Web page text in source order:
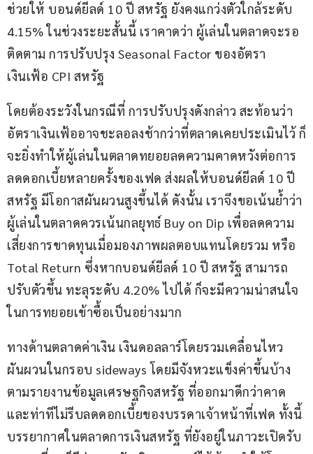
ช่วยให้ บอนด์ยีลด์ 10 ปี สหรัฐ ยังคงแกว่งตัวใกล้ระดับ
4.15% ในช่วงระยะสั้นนี้ เราคาดว่า ผู้เล่นในตลาดจะรอ
ติดตาม การปรับปรุง Seasonal Factor ของอัตรา
เงินเฟ้อ CPI สหรัฐ
โดยต้องระวังในกรณีที่ การปรับปรุงดังกล่าว สะท้อนว่า
อัตราเงินเฟ้ออาจชะลอลงช้ากว่าที่ตลาดเคยประเมินไว้ ก็
จะยิ่งทำให้ผู้เล่นในตลาดทยอยลดความคาดหวังต่อการ
ลดดอกเบี้ยหลายครั้งของเฟด ส่งผลให้บอนด์ยีลด์ 10 ปี
สหรัฐ มีโอกาสผันผวนสูงขึ้นได้ ดังนั้น เราจึงขอเน้นย้ำว่า
ผู้เล่นในตลาดควรเน้นกลยุทธ์ Buy on Dip เพื่อลดความ
เสี่ยงการขาดทุนเมื่อมองภาพผลตอบแทนโดยรวม หรือ
Total Return ซึ่งหากบอนด์ยีลด์ 10 ปี สหรัฐ สามารถ
ปรับตัวขึ้น ทะลุระดับ 4.20% ไปได้ ก็จะมีความน่าสนใจ
ในการทยอยเข้าซื้อเป็นอย่างมาก
ทางด้านตลาดค่าเงิน เงินดอลลาร์โดยรวมเคลื่อนไหว
ผันผวนในกรอบ sideways โดยมีจังหวะแข็งค่าขึ้นบ้าง
ตามรายงานข้อมูลเศรษฐกิจสหรัฐ ที่ออกมาดีกว่าคาด
และท่าทีไม่รีบลดดอกเบี้ยของบรรดาเจ้าหน้าที่เฟด ทั้งนี้
บรรยากาศในตลาดการเงินสหรัฐ ที่ยังอยู่ในภาวะเปิดรับ